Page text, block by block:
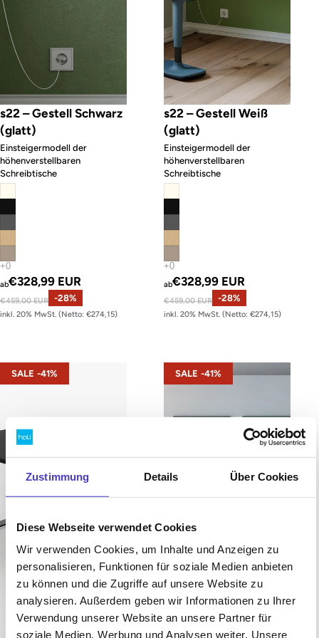
Zustimmung Details Über Cookies
Diese Webseite verwendet Cookies
Wir verwenden Cookies, um Inhalte und Anzeigen zu
personalisieren, Funktionen für soziale Medien anbieten
zu können und die Zugriffe auf unsere Website zu
analysieren. Außerdem geben wir Informationen zu Ihrer
Verwendung unserer Website an unsere Partner für
soziale Medien, Werbung und Analysen weiter. Unsere
s22 – Gestell Schwarz
(glatt)
Einsteigermodell der
höhenverstellbaren
Schreibtische
abAngebotspreis
€328,99 EUR
Normaler Preis
€459,00 EUR -28%
inkl. 20% MwSt. (Netto: €274,15)
s22 – Gestell Weiß
(glatt)
Einsteigermodell der
höhenverstellbaren
Schreibtische
abAngebotspreis
€328,99 EUR
Normaler Preis
€459,00 EUR -28%
inkl. 20% MwSt. (Netto: €274,15)
s42 – Gestell Schwarz (glatt)
SALE -41% s42 – Gestell Weiß (glatt)
SALE -41%